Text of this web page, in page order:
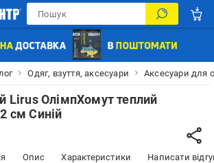
Одяг, взуття, аксесуари Аксесуари для
Lirus ОлімпХомут теплий
см Синій
Опис Характеристики Написати